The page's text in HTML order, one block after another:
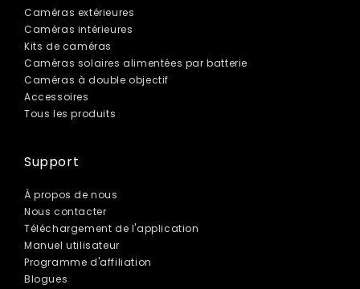
Caméras extérieures
Caméras intérieures
Kits de caméras
Caméras solaires alimentées par batterie
Caméras à double objectif
Accessoires
Tous les produits
Support
À propos de nous
Nous contacter
Téléchargement de l'application
Manuel utilisateur
Programme d'affiliation
Blogues